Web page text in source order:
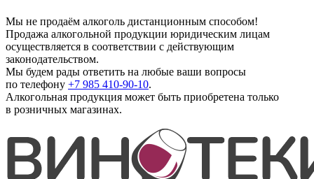
Мы не продаём алкоголь дистанционным способом!
Продажа алкогольной продукции юридическим лицам
осуществляется в соответствии с действующим
законодательством.
Мы будем рады ответить на любые ваши вопросы
по телефону +7 985 410-90-10.
Алкогольная продукция может быть приобретена только
в розничных магазинах.